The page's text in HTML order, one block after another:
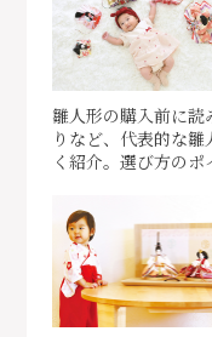
雛人形の購入前に
りなど、代表的な
く紹介。選び方の